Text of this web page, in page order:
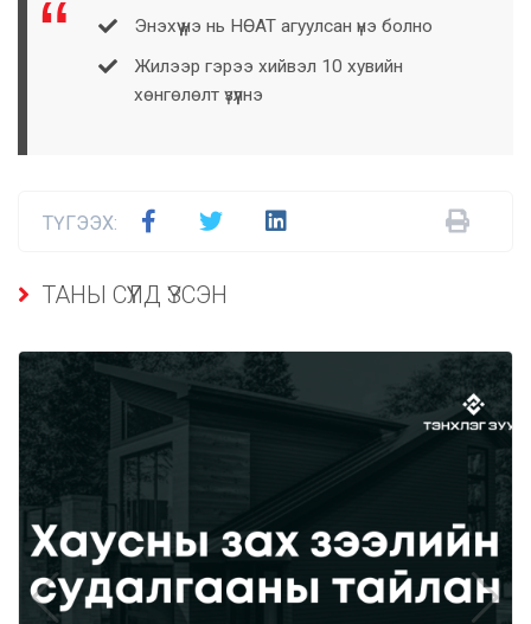
Энэхүү үнэ нь НӨАТ агуулсан үнэ болно
Жилээр гэрээ хийвэл 10 хувийн
хөнгөлөлт үзүүлнэ
ТҮГЭЭХ:
ТАНЫ СҮҮЛД ҮЗСЭН